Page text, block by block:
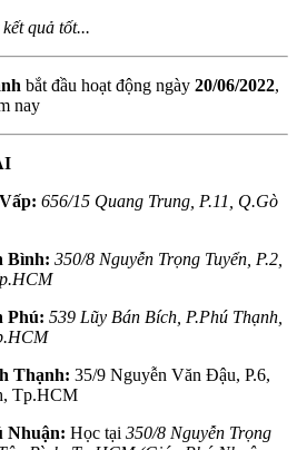
quả tốt...
bắt đầu hoạt động ngày 20/06/2022,
nay
656/15 Quang Trung, P.11, Q.Gò
Bình: 350/8 Nguyễn Trọng Tuyển, P.2,
Phú: 539 Lũy Bán Bích, P.Phú Thạnh,
Thạnh: 35/9 Nguyễn Văn Đậu, P.6,
Tp.HCM
Nhuận: Học tại 350/8 Nguyễn Trọng